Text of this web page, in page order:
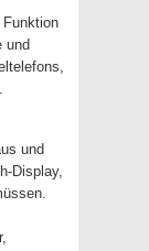
und
und
Display,